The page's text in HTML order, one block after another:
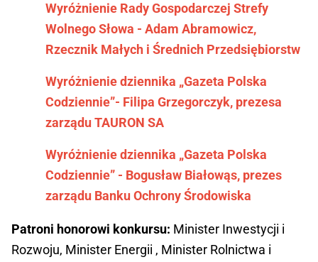
Wyróżnienie Rady Gospodarczej Strefy
Wolnego Słowa - Adam Abramowicz,
Rzecznik Małych i Średnich Przedsiębiorstw
Wyróżnienie dziennika „Gazeta Polska
Codziennie”- Filipa Grzegorczyk, prezesa
zarządu TAURON SA
Wyróżnienie dziennika „Gazeta Polska
Codziennie” - Bogusław Białowąs, prezes
zarządu Banku Ochrony Środowiska
Patroni honorowi konkursu: Minister Inwestycji i
Rozwoju, Minister Energii , Minister Rolnictwa i